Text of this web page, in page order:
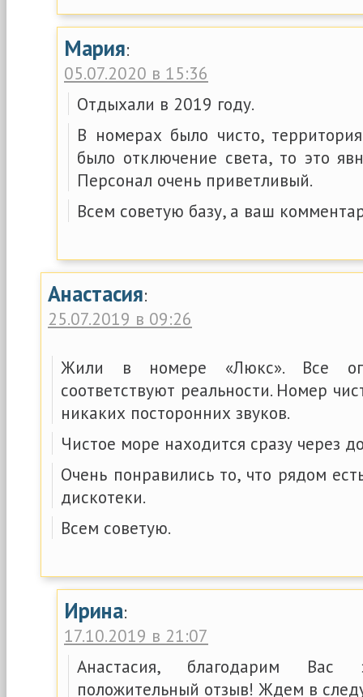
Мария:
05.07.2020 в 15:36
Отдыхали в 2019 году.
В номерах было чисто,
было отключение света, то это
Персонал очень приветливый.
Всем советую базу, а ваш
Анастасия:
25.07.2019 в 09:26
Жили в номере «Люкс». Все
соответствуют реальности. Номер
никаких посторонних звуков.
Чистое море находится сразу через
Очень понравились то, что рядом
дискотеки.
Всем советую.
Ирина:
17.10.2019 в 21:07
Анастасия, благодарим Вас
положительный отзыв! Ждем в